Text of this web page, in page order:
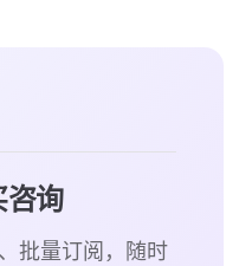
询
批量订阅，随时